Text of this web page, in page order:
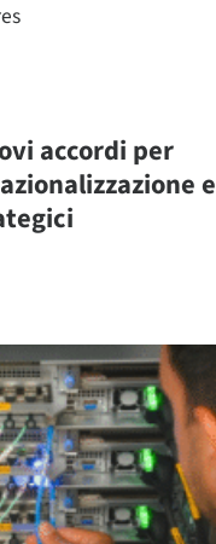
accordi per
e